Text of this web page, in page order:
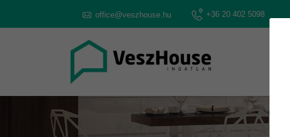
office@veszhouse.hu +36 20 402 5098